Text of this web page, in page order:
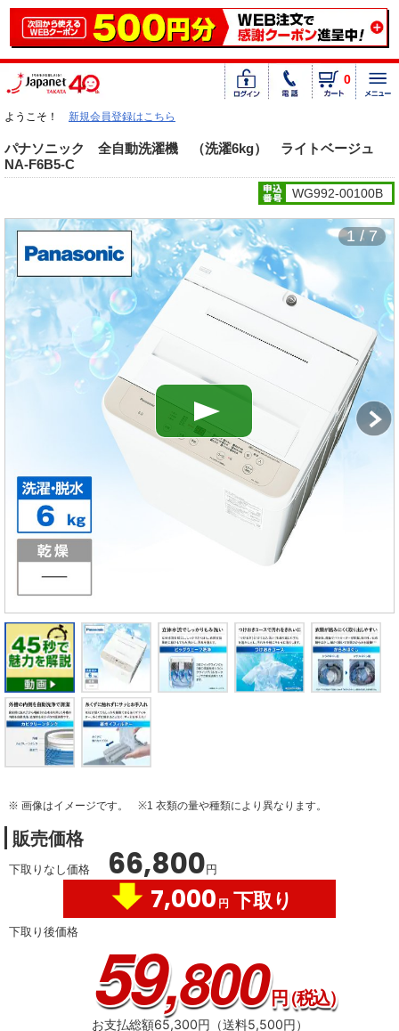
0
ようこそ！ 新規会員登録はこちら
パナソニック 全自動洗濯機 （洗濯6kg） ライトベージュ
NA-F6B5-C
WG992-00100B
1 / 7
※ 画像はイメージです。 ※1 衣類の量や種類により異なります。
販売価格
下取りなし価格 66,800円
7,000 円 下取り
下取り後価格 59,800円（税込）
お支払総額65,300円（送料5,500円）